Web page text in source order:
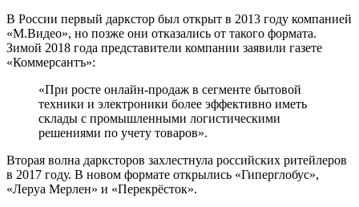
В России первый даркстор был открыт в 2013 году компанией
«М.Видео», но позже они отказались от такого формата.
Зимой 2018 года представители компании заявили газете
«Коммерсантъ»:
«При росте онлайн-продаж в сегменте бытовой
техники и электроники более эффективно иметь
склады с промышленными логистическими
решениями по учету товаров».
Вторая волна дарксторов захлестнула российских ритейлеров
в 2017 году. В новом формате открылись «Гиперглобус»,
«Леруа Мерлен» и «Перекрёсток».